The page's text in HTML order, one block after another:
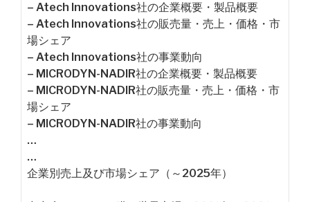
– Atech Innovations社の企業概要・製品概要
– Atech Innovations社の販売量・売上・価格・市
場シェア
– Atech Innovations社の事業動向
– MICRODYN-NADIR社の企業概要・製品概要
– MICRODYN-NADIR社の販売量・売上・価格・市
場シェア
– MICRODYN-NADIR社の事業動向
…
…
企業別売上及び市場シェア（～2025年）